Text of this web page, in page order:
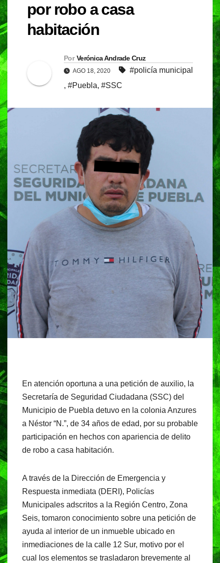
por robo a casa
habitación
Por Verónica Andrade Cruz
AGO 18, 2020
#policía municipal
, #Puebla, #SSC
En atención oportuna a una petición de auxilio, la
Secretaría de Seguridad Ciudadana (SSC) del
Municipio de Puebla detuvo en la colonia Anzures
a Néstor “N.”, de 34 años de edad, por su probable
participación en hechos con apariencia de delito
de robo a casa habitación.
A través de la Dirección de Emergencia y
Respuesta inmediata (DERI), Policías
Municipales adscritos a la Región Centro, Zona
Seis, tomaron conocimiento sobre una petición de
ayuda al interior de un inmueble ubicado en
inmediaciones de la calle 12 Sur, motivo por el
cual los elementos se trasladaron brevemente al